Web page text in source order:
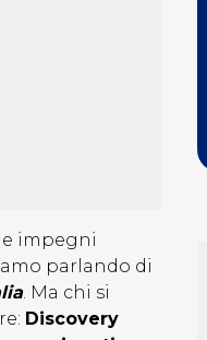
impegni
parlando di
. Ma chi si
Discovery